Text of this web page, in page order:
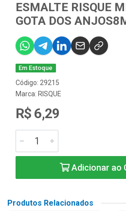
ESMALTE RISQUE
GOTA DOS
Em Estoque
Código: 29215
Marca: RISQUE
R$ 6,29
Adicionar ao
Produtos Relacionados